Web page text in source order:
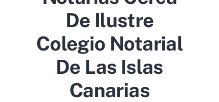
De Ilustre
Colegio Notarial
De Las Islas
Canarias